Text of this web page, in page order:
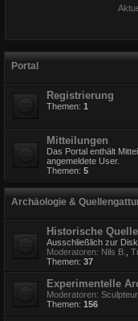
Portal
Registrierung
Themen: 1
Mitteilungen
Das Portal enthält
angemeldete User.
Themen: 5
Archäologie &
Historische
Ausschließlich zur
Moderatoren: Nils B.
Themen: 37
Experimentelle
Moderatoren: Sculpteur
Themen: 156